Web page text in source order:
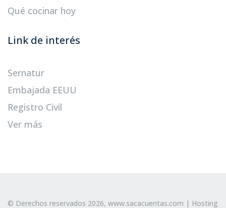
Qué cocinar hoy
Link de interés
Sernatur
Embajada EEUU
Registro Civil
Ver más
© Derechos reservados 2026, www.sacacuentas.com | Hosting